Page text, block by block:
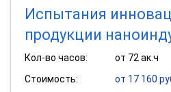
Испытания
продукции
Кол-во часов:
от 72 ак.ч
Стоимость:
от 17 160